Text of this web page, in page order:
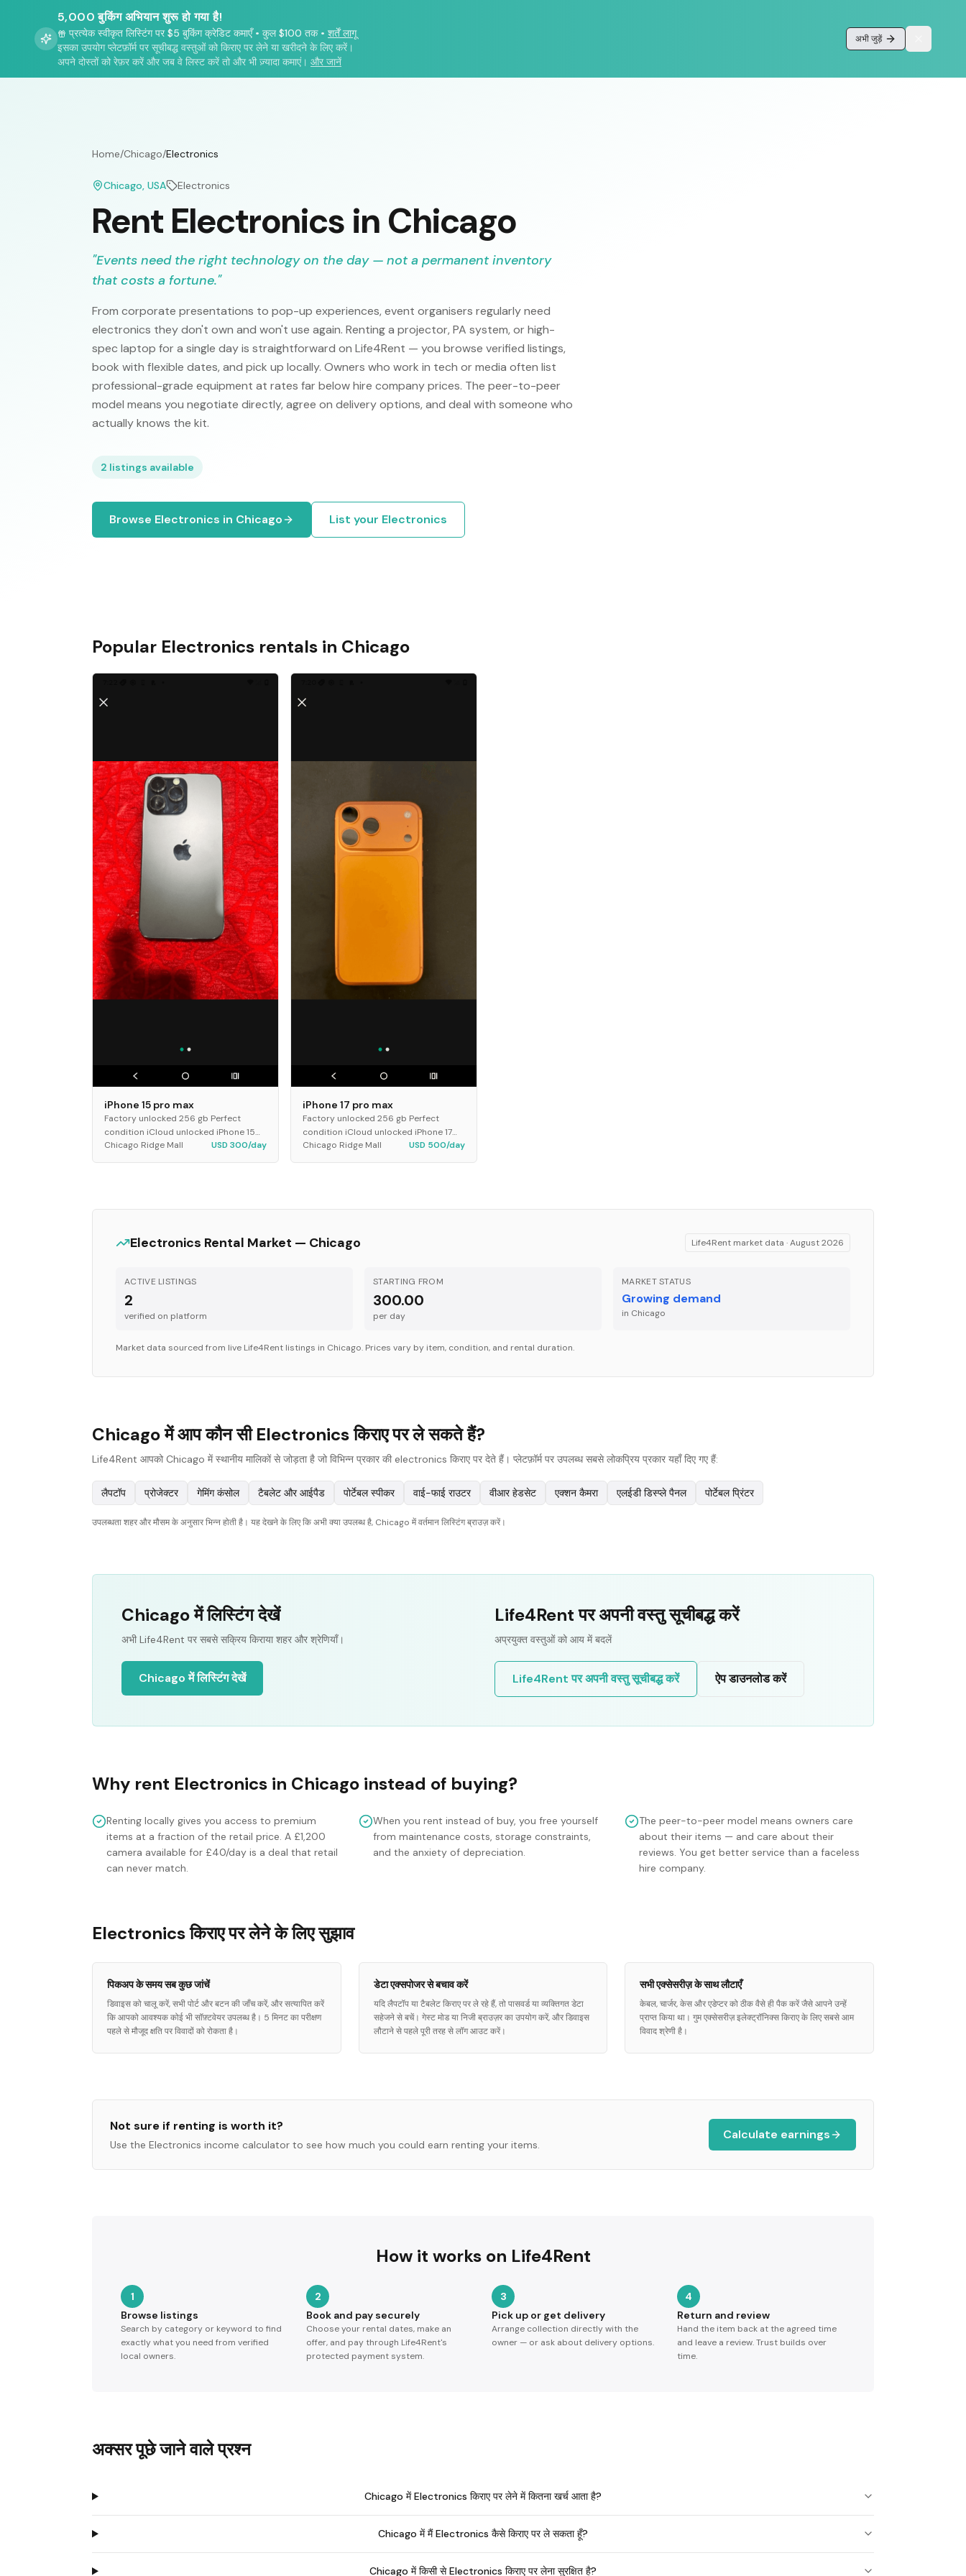
5,000 बुकिंग अभियान शुरू हो गया है!
प्रत्येक स्वीकृत लिस्टिंग पर $5 बुकिंग क्रेडिट कमाएँ• कुल $100 तक• शर्तें लागू
इसका उपयोग प्लेटफ़ॉर्म पर सूचीबद्ध वस्तुओं को किराए पर लेने या खरीदने के लिए करें।
अपने दोस्तों को रेफ़र करें और जब वे लिस्ट करें तो और भी ज़्यादा कमाएं। और जानें
अभी जुड़ें
Home/Chicago/Electronics
Chicago, USA Electronics
Rent Electronics in Chicago
"Events need the right technology on the day — not a permanent inventory
that costs a fortune."
From corporate presentations to pop-up experiences, event organisers regularly need
electronics they don't own and won't use again. Renting a projector, PA system, or high-
spec laptop for a single day is straightforward on Life4Rent — you browse verified listings,
book with flexible dates, and pick up locally. Owners who work in tech or media often list
professional-grade equipment at rates far below hire company prices. The peer-to-peer
model means you negotiate directly, agree on delivery options, and deal with someone who
actually knows the kit.
2 listings available
Browse Electronics in Chicago List your Electronics
Popular Electronics rentals in Chicago
iPhone 15 pro max
Factory unlocked 256 gb Perfect
condition iCloud unlocked iPhone 15
pro max
Chicago Ridge Mall USD 300/day
iPhone 17 pro max
Factory unlocked 256 gb Perfect
condition iCloud unlocked iPhone 17
pro max
Chicago Ridge Mall USD 500/day
Electronics Rental Market — Chicago Life4Rent market data ·August 2026
ACTIVE LISTINGS
2
verified on platform
STARTING FROM
300.00
per day
MARKET STATUS
Growing demand
in Chicago
Market data sourced from live Life4Rent listings in Chicago. Prices vary by item, condition, and rental duration.
Chicago में आप कौन सी Electronics किराए पर ले सकते हैं?
Life4Rent आपको Chicago में स्थानीय मालिकों से जोड़ता है जो विभिन्न प्रकार की electronics किराए पर देते हैं। प्लेटफ़ॉर्म पर उपलब्ध सबसे लोकप्रिय प्रकार यहाँ दिए गए हैं:
लैपटॉप प्रोजेक्टर गेमिंग कंसोल टैबलेट और आईपैड पोर्टेबल स्पीकर वाई-फाई राउटर वीआर हेडसेट एक्शन कैमरा एलईडी डिस्प्ले पैनल पोर्टेबल प्रिंटर
उपलब्धता शहर और मौसम के अनुसार भिन्न होती है। यह देखने के लिए कि अभी क्या उपलब्ध है, Chicago में वर्तमान लिस्टिंग ब्राउज़ करें।
Chicago में लिस्टिंग देखें
अभी Life4Rent पर सबसे सक्रिय किराया शहर और श्रेणियाँ।
Chicago में लिस्टिंग देखें
Life4Rent पर अपनी वस्तु सूचीबद्ध करें
अप्रयुक्त वस्तुओं को आय में बदलें
Life4Rent पर अपनी वस्तु सूचीबद्ध करें ऐप डाउनलोड करें
Why rent Electronics in Chicago instead of buying?
Renting locally gives you access to premium
items at a fraction of the retail price. A £1,200
camera available for £40/day is a deal that retail
can never match.
When you rent instead of buy, you free yourself
from maintenance costs, storage constraints,
and the anxiety of depreciation.
The peer-to-peer model means owners care
about their items — and care about their
reviews. You get better service than a faceless
hire company.
Electronics किराए पर लेने के लिए सुझाव
पिकअप के समय सब कुछ जांचें
डिवाइस को चालू करें, सभी पोर्ट और बटन की जाँच करें, और सत्यापित करें
कि आपको आवश्यक कोई भी सॉफ़्टवेयर उपलब्ध है। 5 मिनट का परीक्षण
पहले से मौजूद क्षति पर विवादों को रोकता है।
डेटा एक्सपोजर से बचाव करें
यदि लैपटॉप या टैबलेट किराए पर ले रहे हैं, तो पासवर्ड या व्यक्तिगत डेटा
सहेजने से बचें। गेस्ट मोड या निजी ब्राउज़र का उपयोग करें, और डिवाइस
लौटाने से पहले पूरी तरह से लॉग आउट करें।
सभी एक्सेसरीज़ के साथ लौटाएँ
केबल, चार्जर, केस और एडेप्टर को ठीक वैसे ही पैक करें जैसे आपने उन्हें
प्राप्त किया था। गुम एक्सेसरीज़ इलेक्ट्रॉनिक्स किराए के लिए सबसे आम
विवाद श्रेणी है।
Not sure if renting is worth it?
Use the Electronics income calculator to see how much you could earn renting your items.
Calculate earnings
How it works on Life4Rent
1
Browse listings
Search by category or keyword to find
exactly what you need from verified
local owners.
2
Book and pay securely
Choose your rental dates, make an
offer, and pay through Life4Rent's
protected payment system.
3
Pick up or get delivery
Arrange collection directly with the
owner — or ask about delivery options.
4
Return and review
Hand the item back at the agreed time
and leave a review. Trust builds over
time.
अक्सर पूछे जाने वाले प्रश्न
Chicago में Electronics किराए पर लेने में कितना खर्च आता है?
Chicago में मैं Electronics कैसे किराए पर ले सकता हूँ?
Chicago में किसी से Electronics किराए पर लेना सुरक्षित है?